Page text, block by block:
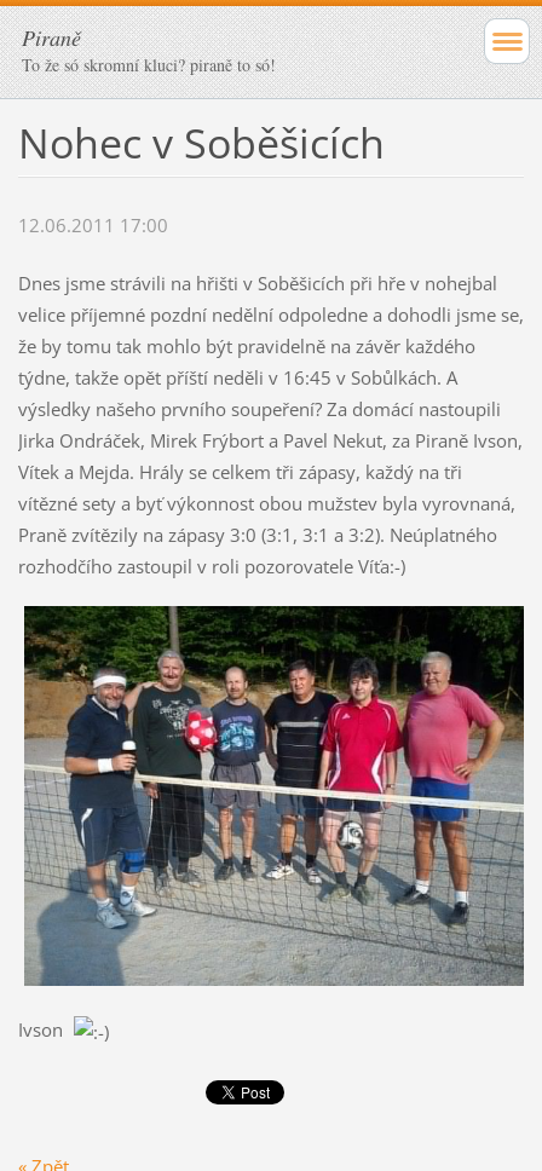
Piraně
To že só skromní kluci? piraně to só!
Nohec v Soběšicích
12.06.2011 17:00
Dnes jsme strávili na hřišti v Soběšicích při hře v nohejbal
velice příjemné pozdní nedělní odpoledne a dohodli jsme se,
že by tomu tak mohlo být pravidelně na závěr každého
týdne, takže opět příští neděli v 16:45 v Sobůlkách. A
výsledky našeho prvního soupeření? Za domácí nastoupili
Jirka Ondráček, Mirek Frýbort a Pavel Nekut, za Piraně Ivson,
Vítek a Mejda. Hrály se celkem tři zápasy, každý na tři
vítězné sety a byť výkonnost obou mužstev byla vyrovnaná,
Praně zvítězily na zápasy 3:0 (3:1, 3:1 a 3:2). Neúplatného
rozhodčího zastoupil v roli pozorovatele Víťa:-)
Ivson